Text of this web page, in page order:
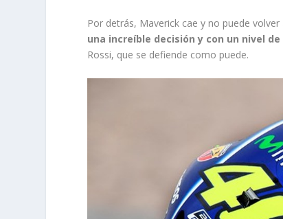
Por detrás, Maverick cae y no puede
una increíble decisión y con un nivel
Rossi, que se defiende como puede.